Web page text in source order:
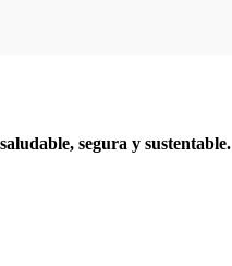
segura y sustentable.